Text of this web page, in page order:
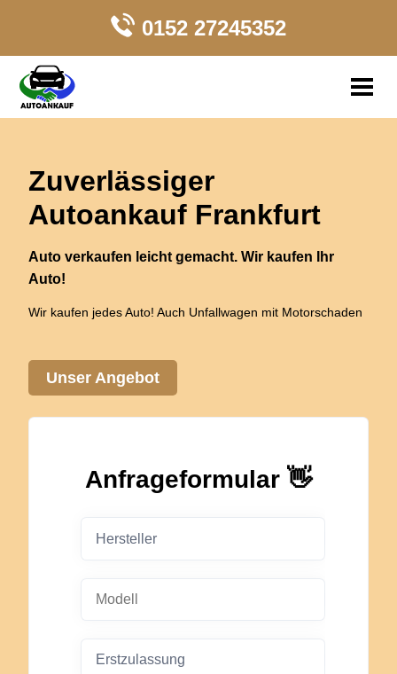
0152 27245352
Autoankauf
Unfallwagen
Ankauf
Zuverlässiger
Autoankauf Frankfurt
Auto verkaufen leicht gemacht. Wir kaufen Ihr
Auto!
Wir kaufen jedes Auto! Auch Unfallwagen mit Motorschaden
Unser Angebot
Anfrageformular 👋